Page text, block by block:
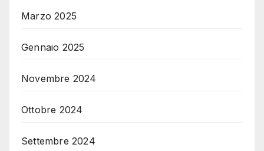
Marzo 2025
Gennaio 2025
Novembre 2024
Ottobre 2024
Settembre 2024